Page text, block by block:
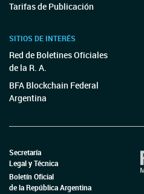
Tarifas de Publicación
SITIOS DE INTERÉS
Red de Boletines Oficiales
de la R. A.
BFA Blockchain Federal
Argentina
Secretaría
Legal y Técnica
Boletín Oficial
de la República Argentina